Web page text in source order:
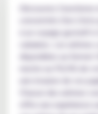
Découvrez
concentrés Don
à un voyage gustatif
cubaines. Les arômes
disponibles au format
une évasion de vos
Chacun des arômes
offre une expérience